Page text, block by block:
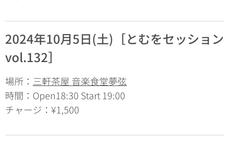
2024年10月5日(土)［とむをセッション
vol.132］
場所： 三軒茶屋 音楽食堂夢弦
時間：Open18:30 Start 19:00
チャージ：¥1,500